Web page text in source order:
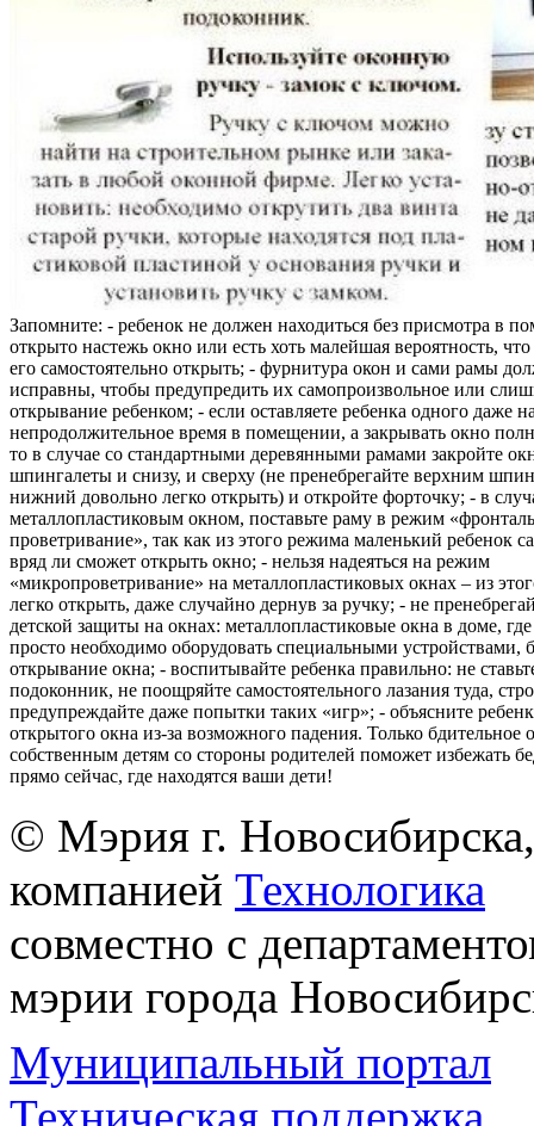
Запомните: - ребенок не должен находиться без присмотра в
открыто настежь окно или есть хоть малейшая вероятность,
его самостоятельно открыть; - фурнитура окон и сами рамы
исправны, чтобы предупредить их самопроизвольное или
открывание ребенком; - если оставляете ребенка одного даже
непродолжительное время в помещении, а закрывать окно
то в случае со стандартными деревянными рамами закройте
шпингалеты и снизу, и сверху (не пренебрегайте верхним
нижний довольно легко открыть) и откройте форточку; - в
металлопластиковым окном, поставьте раму в режим
проветривание», так как из этого режима маленький ребенок
вряд ли сможет открыть окно; - нельзя надеяться на режим
«микропроветривание» на металлопластиковых окнах – из
легко открыть, даже случайно дернув за ручку; - не
детской защиты на окнах: металлопластиковые окна в доме, где
просто необходимо оборудовать специальными
открывание окна; - воспитывайте ребенка правильно: не
подоконник, не поощряйте самостоятельного лазания туда,
предупреждайте даже попытки таких «игр»; - объясните
открытого окна из-за возможного падения. Только бдительное
собственным детям со стороны родителей поможет избежать
прямо сейчас, где находятся ваши дети!
© Мэрия г.
компанией Технологика
совместно с
мэрии города
Муниципальный портал